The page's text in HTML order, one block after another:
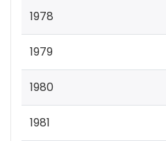
1978
1979
1980
1981